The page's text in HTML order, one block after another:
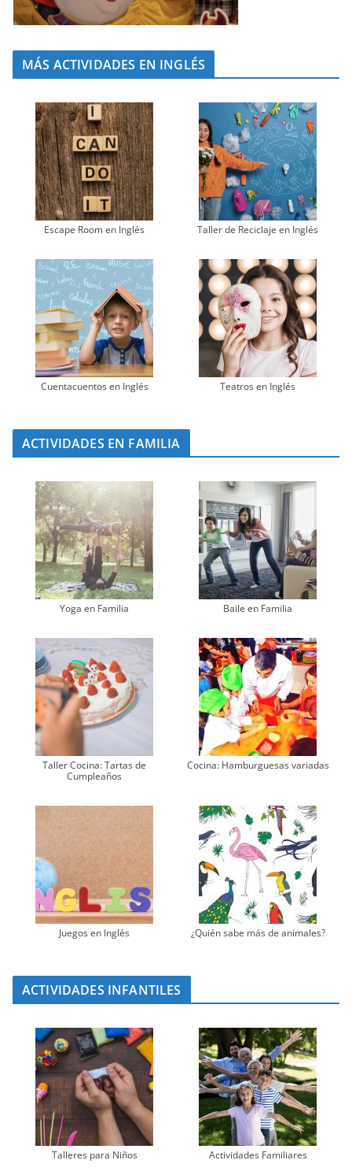
MÁS ACTIVIDADES EN INGLÉS
Escape Room en Inglés Taller de Reciclaje en Inglés
Cuentacuentos en Inglés Teatros en Inglés
ACTIVIDADES EN FAMILIA
Yoga en Familia Baile en Familia
Taller Cocina: Tartas de
Cumpleaños
Cocina: Hamburguesas variadas
Juegos en Inglés ¿Quién sabe más de animales?
ACTIVIDADES INFANTILES
Talleres para Niños Actividades Familiares